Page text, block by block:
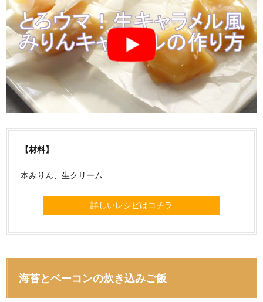
【材料】
本みりん、生クリーム
詳しいレシピはコチラ
海苔とベーコンの炊き込みご飯